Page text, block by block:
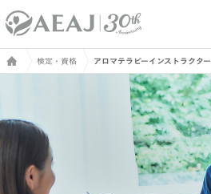
検定・資格 アロマテラピーインストラクター